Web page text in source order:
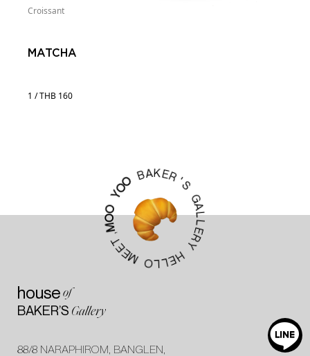
Croissant
MATCHA
1 / THB 160
house of
BAKER’S Gallery
88/8 NARAPHIROM, BANGLEN,
M
O
O
Y
O
O BAKER'S
G
A
L
L
E
R
Y
H
E
L
L
O
M
E
E
T